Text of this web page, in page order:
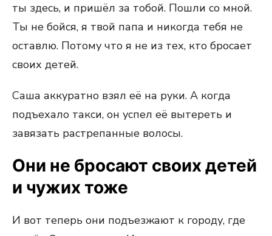
ты здесь, и пришёл за тобой. Пошли со мной.
Ты не бойся, я твой папа и никогда тебя не
оставлю. Потому что я не из тех, кто бросает
своих детей.
Саша аккуратно взял её на руки. А когда
подъехало такси, он успел её вытереть и
завязать растрепанные волосы.
Они не бросают своих детей
и чужих тоже
И вот теперь они подъезжают к городу, где